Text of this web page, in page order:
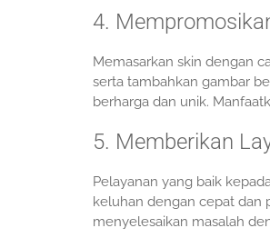
4.
Memasarkan skin dengan
serta tambahkan gambar
berharga dan unik.
5. Memberikan
Pelayanan yang baik
keluhan dengan cepat dan
menyelesaikan masalah